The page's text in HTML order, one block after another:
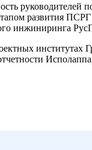
руководителей
развития
инжиниринга
институтах